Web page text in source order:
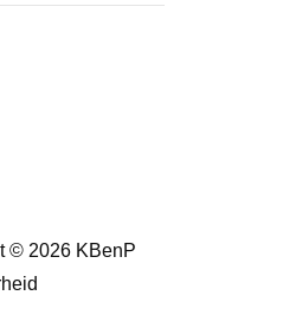
© 2026 KBenP